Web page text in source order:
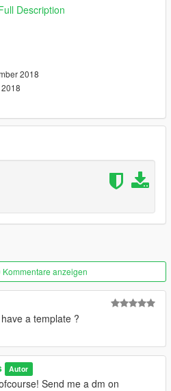
& Thehurk
- Iddo
- Ruben!
Description
2018
Kommentare anzeigen
a template ?
Autor
Send me a dm on